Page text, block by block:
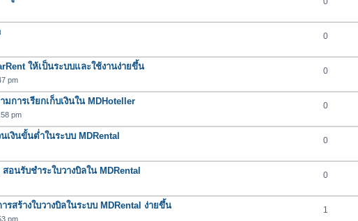
0
ให้เป็นระบบและใช้งานง่ายขึ้น
pm
0
การเรียกเก็บเงินใน MDHoteller
pm
0
งินขั้นต่ำในระบบ MDRental 0
นรับชำระใบวางบิลใน MDRental 0
สร้างใบวางบิลในระบบ MDRental ง่ายขึ้น
pm
1